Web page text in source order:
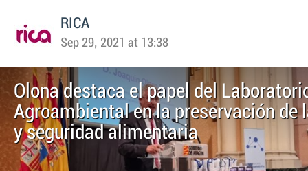
RICA
Sep 29, 2021 at 13:38
Olona destaca el papel del
Agroambiental en la preservación de
y seguridad alimentaria